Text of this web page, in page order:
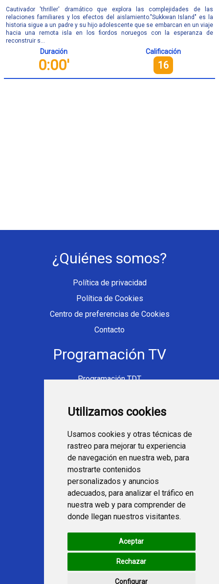
Utilizamos cookies
Usamos cookies y otras técnicas de
rastreo para mejorar tu experiencia
de navegación en nuestra web, para
mostrarte contenidos
personalizados y anuncios
adecuados, para analizar el tráfico en
nuestra web y para comprender de
donde llegan nuestros visitantes.
Aceptar
Rechazar
Configurar
Cautivador 'thriller' dramático que explora las complejidades de las
relaciones familiares y los efectos del aislamiento."Sukkwan Island" es la
historia sigue a un padre y su hijo adolescente que se embarcan en un viaje
hacia una remota isla en los fiordos noruegos con la esperanza de
reconstruir s...
Duración
0:00'
Calificación
16
¿Quiénes somos?
Política de privacidad
Política de Cookies
Centro de preferencias de Cookies
Contacto
Programación TV
Programación TDT
Ver TV Online
Fútbol en la tele
Programación en TV
Webs Programa TV
programatv.es
spaintechblog.com
Redes Sociales